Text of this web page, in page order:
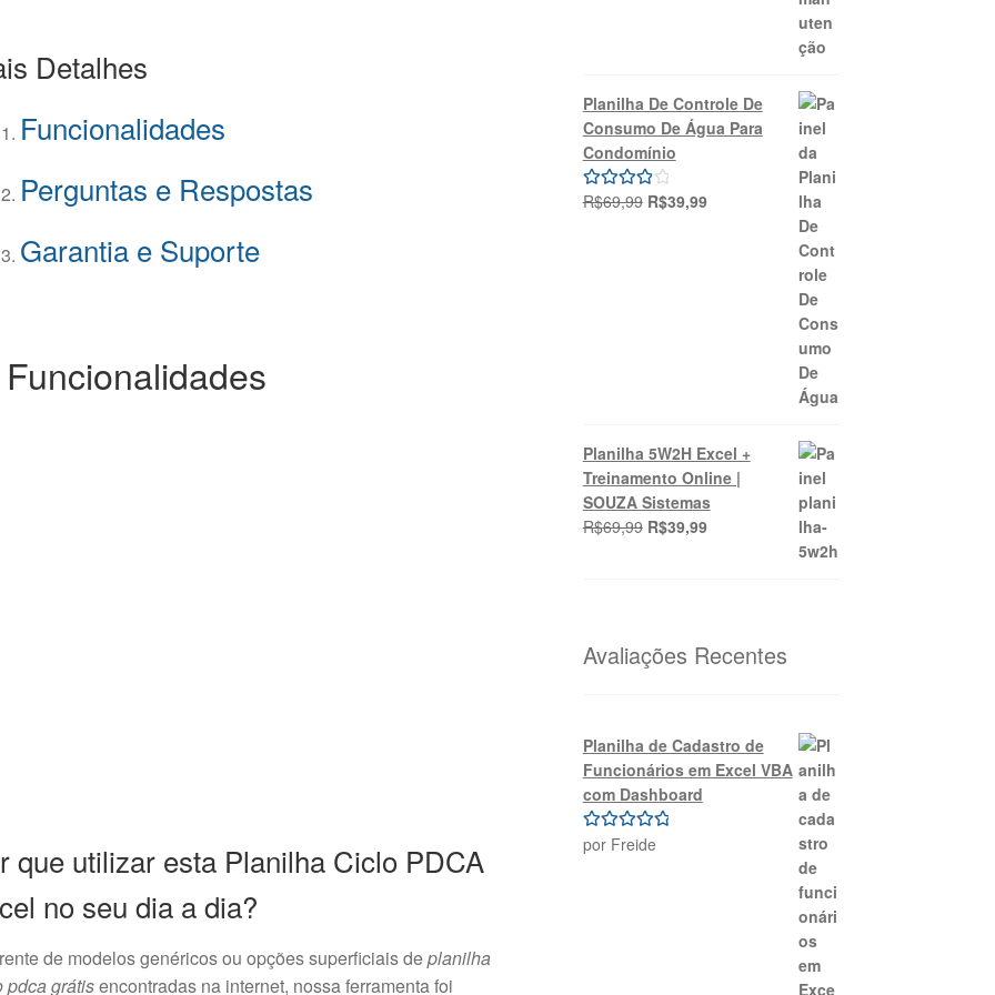
Detalhes
Funcionalidades
Perguntas e Respostas
Garantia e Suporte
que utilizar esta Planilha Ciclo PDCA
no seu dia a dia?
de modelos genéricos ou opções superficiais deplanilha
pdca grátisencontradas na internet, nossa ferramenta foi
Planilha De Controle De
Consumo De Água Para
Condomínio
Avaliação
R$69,99 O
R$39,99O
Planilha 5W2H Excel +
Treinamento Online |
SOUZA Sistemas
R$69,99 O
R$39,99O
Avaliações Recentes
Planilha de Cadastro de
Funcionários em Excel VBA
com Dashboard
Avaliação5
por Freide